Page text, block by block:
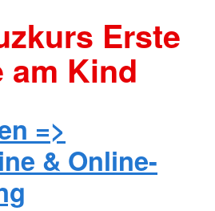
Erste
am Kind
=>
& Online-